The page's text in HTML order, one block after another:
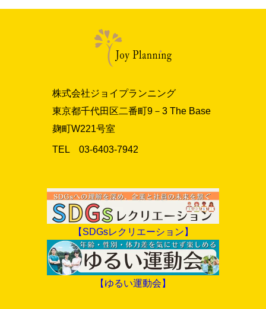
株式会社ジョイプランニング
東京都千代田区二番町9－3 The Base
麹町W221号室
TEL 03‐6403‐7942
【SDGsレクリエーション】
【ゆるい運動会】